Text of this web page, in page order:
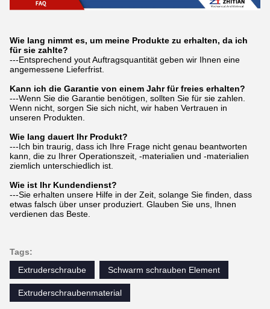
Wie lang nimmt es, um meine Produkte zu erhalten, da ich
für sie zahlte?
---Entsprechend yout Auftragsquantität geben wir Ihnen eine
angemessene Lieferfrist.
Kann ich die Garantie von einem Jahr für freies erhalten?
---Wenn Sie die Garantie benötigen, sollten Sie für sie zahlen.
Wenn nicht, sorgen Sie sich nicht, wir haben Vertrauen in
unseren Produkten.
Wie lang dauert Ihr Produkt?
---Ich bin traurig, dass ich Ihre Frage nicht genau beantworten
kann, die zu Ihrer Operationszeit, -materialien und -materialien
ziemlich unterschiedlich ist.
Wie ist Ihr Kundendienst?
---Sie erhalten unsere Hilfe in der Zeit, solange Sie finden, dass
etwas falsch über unser produziert. Glauben Sie uns, Ihnen
verdienen das Beste.
Tags:
Extruderschraube
Schwarm schrauben Element
Extruderschraubenmaterial